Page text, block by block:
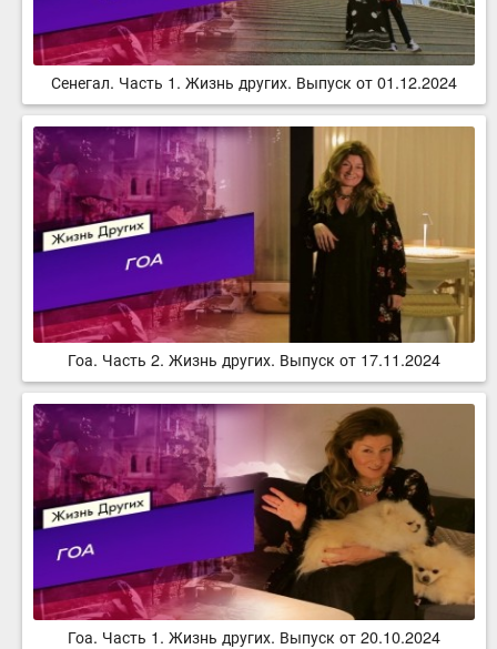
Сенегал. Часть 1. Жизнь других. Выпуск от 01.12.2024
Гоа. Часть 2. Жизнь других. Выпуск от 17.11.2024
Гоа. Часть 1. Жизнь других. Выпуск от 20.10.2024